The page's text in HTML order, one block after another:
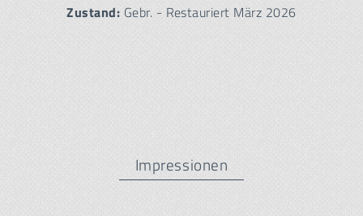
Zustand: Gebr. - Restauriert März 2026
Impressionen